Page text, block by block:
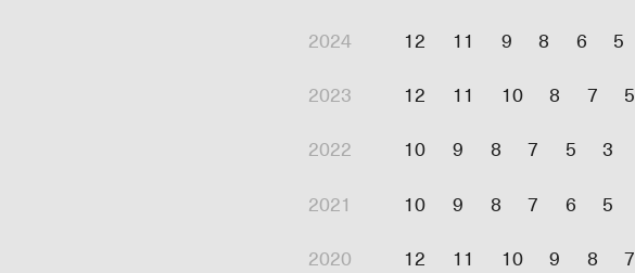
2024 12 11 9 8 6 5
2023 12 11 10 8 7 5
2022 10 9 8 7 5 3
2021 10 9 8 7 6 5
2020 12 11 10 9 8 7